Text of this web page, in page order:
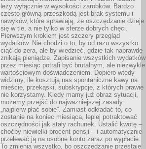
leży wyłącznie w wysokości zarobków. Bardzo
często główną przeszkodą jest brak systemu i
nawyków, które sprawiają, że oszczędzanie dzieje
się w tle, a nie tylko w sferze dobrych chęci.
Pierwszym krokiem jest szczery przegląd
wydatków. Nie chodzi o to, by od razu wszystko
ciąć do zera, ale by wiedzieć, gdzie tak naprawdę
znikają pieniądze. Zapisanie wszystkich wydatków
przez miesiąc potrafi być brutalnym, ale niezwykle
wartościowym doświadczeniem. Dopiero wtedy
widzimy, ile kosztują nas spontaniczne kawy na
mieście, przekąski, subskrypcje, z których prawie
nie korzystamy. Kiedy mamy już obraz sytuacji,
możemy przejść do najważniejszej zasady:
„najpierw płać sobie”. Zamiast odkładać to, co
zostanie na koniec miesiąca, lepiej potraktować
oszczędności jak stały rachunek. Ustalić kwotę –
choćby niewielki procent pensji – i automatycznie
przelewać ją na osobne konto zaraz po wypłacie.
To zmienia wszystko, bo oszczędzanie przestaje